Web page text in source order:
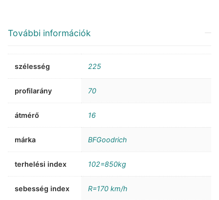
További információk
szélesség 225
profilarány 70
átmérő 16
márka BFGoodrich
terhelési index 102=850kg
sebesség index R=170 km/h